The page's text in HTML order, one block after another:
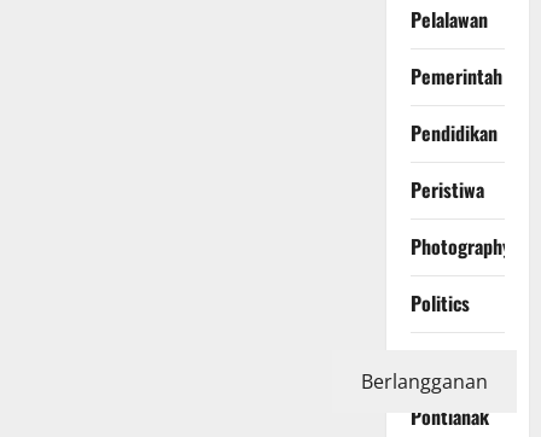
Pelalawan
Pemerintah
Pendidikan
Peristiwa
Photography
Politics
Pontianak
Berlangganan